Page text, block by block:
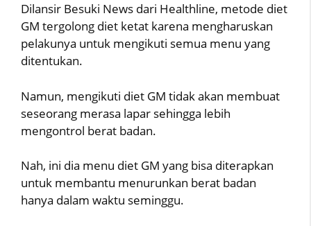
Dilansir Besuki News dari Healthline, metode diet
GM tergolong diet ketat karena mengharuskan
pelakunya untuk mengikuti semua menu yang
ditentukan.
Namun, mengikuti diet GM tidak akan membuat
seseorang merasa lapar sehingga lebih
mengontrol berat badan.
Nah, ini dia menu diet GM yang bisa diterapkan
untuk membantu menurunkan berat badan
hanya dalam waktu seminggu.